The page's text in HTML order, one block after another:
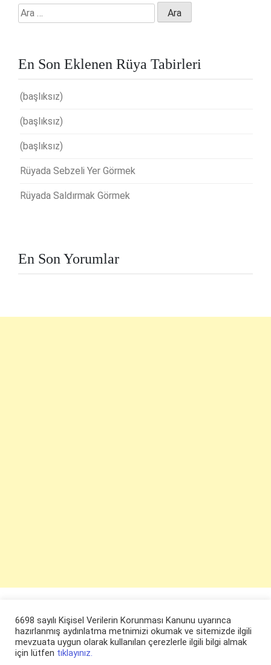
Arama:
En Son Eklenen Rüya Tabirleri
(başlıksız)
(başlıksız)
(başlıksız)
Rüyada Sebzeli Yer Görmek
Rüyada Saldırmak Görmek
En Son Yorumlar
6698 sayılı Kişisel Verilerin Korunması Kanunu uyarınca
hazırlanmış aydınlatma metnimizi okumak ve sitemizde ilgili
mevzuata uygun olarak kullanılan çerezlerle ilgili bilgi almak
için lütfen tıklayınız.